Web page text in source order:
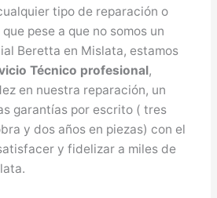
tipo de reparación o
pese a que no somos un
Beretta en Mislata, estamos
Técnico profesional,
en nuestra reparación, un
garantías por escrito ( tres
y dos años en piezas) con el
y fidelizar a miles de